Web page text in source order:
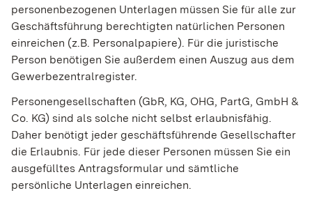
personenbezogenen Unterlagen müssen Sie für alle zur
Geschäftsführung berechtigten natürlichen Personen
einreichen (z.B. Personalpapiere). Für die juristische
Person benötigen Sie außerdem einen Auszug aus dem
Gewerbezentralregister.
Personengesellschaften (GbR, KG, OHG, PartG, GmbH &
Co. KG) sind als solche nicht selbst erlaubnisfähig.
Daher benötigt jeder geschäftsführende Gesellschafter
die Erlaubnis. Für jede dieser Personen müssen Sie ein
ausgefülltes Antragsformular und sämtliche
persönliche Unterlagen einreichen.